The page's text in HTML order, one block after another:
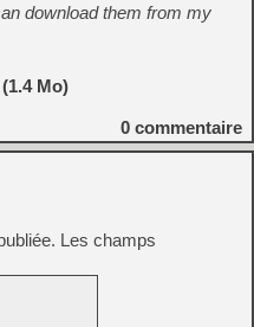
download them from my
Mo)
0 commentaire
Les champs